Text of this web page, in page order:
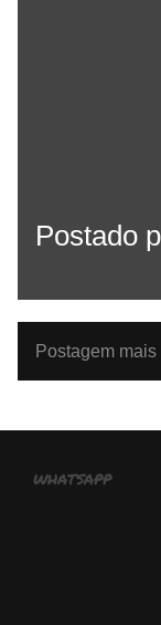
Postado
Postagem mais
whatsapp